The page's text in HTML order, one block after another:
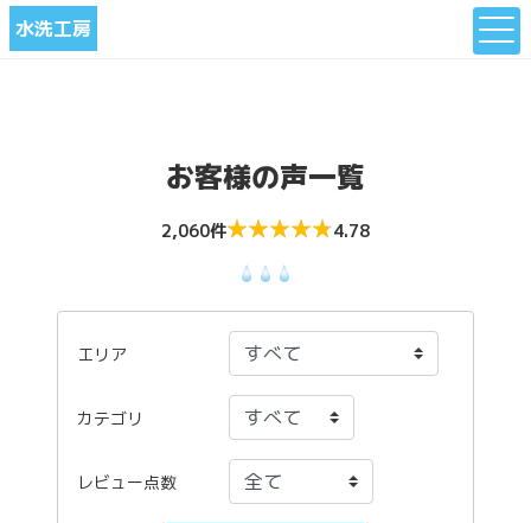
水洗工房
お客様の声一覧
2,060件★★★★★
★★★★★4.78
エリア
カテゴリ
レビュー点数